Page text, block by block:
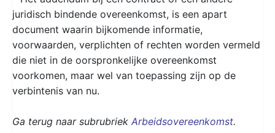
juridisch bindende overeenkomst, is een apart
document waarin bijkomende informatie,
voorwaarden, verplichten of rechten worden vermeld
die niet in de oorspronkelijke overeenkomst
voorkomen, maar wel van toepassing zijn op de
verbintenis van nu.
Ga terug naar subrubriek Arbeidsovereenkomst.